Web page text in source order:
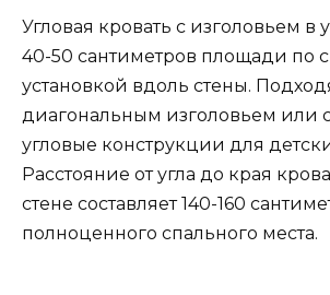
Угловая кровать с изголовьем в
40-50 сантиметров площади по
установкой вдоль стены.
диагональным изголовьем или
угловые конструкции для
Расстояние от угла до края
стене составляет 140-160
полноценного спального места.